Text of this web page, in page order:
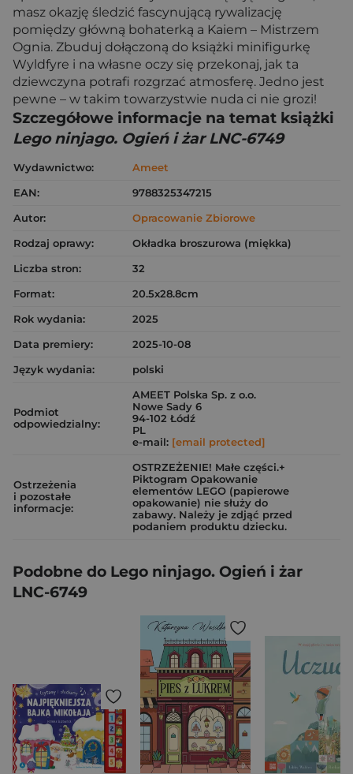
masz okazję śledzić fascynującą rywalizację
pomiędzy główną bohaterką a Kaiem – Mistrzem
Ognia. Zbuduj dołączoną do książki minifigurkę
Wyldfyre i na własne oczy się przekonaj, jak ta
dziewczyna potrafi rozgrzać atmosferę. Jedno jest
pewne – w takim towarzystwie nuda ci nie grozi!
Szczegółowe informacje na temat książki
Lego ninjago. Ogień i żar LNC-6749
Wydawnictwo:
Ameet
EAN:
9788325347215
Autor:
Opracowanie Zbiorowe
Rodzaj oprawy:
Okładka broszurowa (miękka)
Liczba stron:
32
Format:
20.5x28.8cm
Rok wydania:
2025
Data premiery:
2025-10-08
Język wydania:
polski
Podmiot
odpowiedzialny:
AMEET Polska Sp. z o.o.
Nowe Sady 6
94-102 Łódź
PL
e-mail: [email protected]
Ostrzeżenia
i pozostałe
informacje:
OSTRZEŻENIE! Małe części.+
Piktogram Opakowanie
elementów LEGO (papierowe
opakowanie) nie służy do
zabawy. Należy je zdjąć przed
podaniem produktu dziecku.
Podobne do Lego ninjago. Ogień i żar
LNC-6749